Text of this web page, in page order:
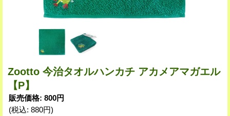
Zootto 今治タオルハンカチ アカメアマガエル
【P】
販売価格: 800円
(税込: 880円)